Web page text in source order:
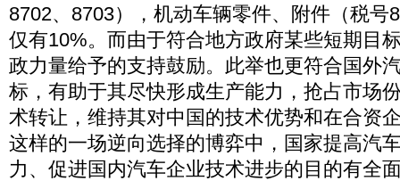
8702、8703），机动车辆零件、附件（税号
仅有10%。而由于符合地方政府某些短期目
政力量给予的支持鼓励。此举也更符合国外
标，有助于其尽快形成生产能力，抢占市场
术转让，维持其对中国的技术优势和在合资
这样的一场逆向选择的博弈中，国家提高汽
力、促进国内汽车企业技术进步的目的有全